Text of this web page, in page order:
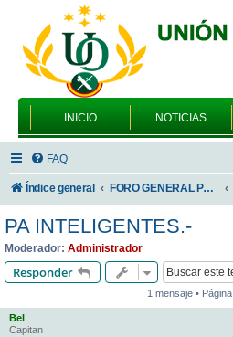
INICIO NOTICIAS
FAQ
Índice general FORO GENERAL PARA TODOS LOS USUARIOS
PA INTELIGENTES.-
Moderador: Administrador
Responder
1 mensaje • Página
Bel
Capitan